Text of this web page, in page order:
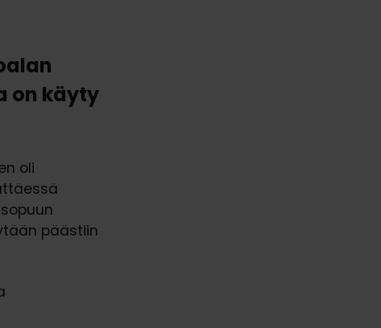
on käyty
oli
päästiin